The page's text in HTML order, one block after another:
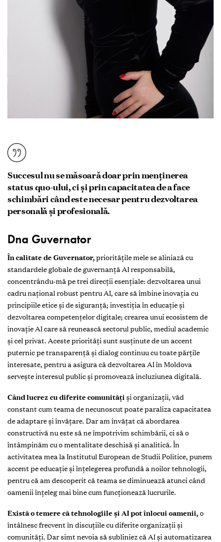
Succesul nu se măsoară doar prin menținerea
status quo-ului, ci și prin capacitatea de a face
schimbări când este necesar pentru dezvoltarea
personală și profesională.
Dna Guvernator
În calitate de Guvernator,prioritățile mele se aliniază cu
standardele globale de guvernanță AI responsabilă,
concentrându-mă pe trei direcții esențiale: dezvoltarea unui
cadru național robust pentru AI, care să îmbine inovația cu
principiile etice și de siguranță; investiția în educație și
dezvoltarea competențelor digitale; crearea unui ecosistem de
inovație AI care să reunească sectorul public, mediul academic
și cel privat. Aceste priorități sunt susținute de un accent
puternic pe transparență și dialog continuu cu toate părțile
interesate, pentru a asigura că dezvoltarea AI în Moldova
servește interesul public și promovează incluziunea digitală.
Când lucrez cu diferite comunități și organizații, văd
constant cum teama de necunoscut poate paraliza capacitatea
de adaptare și învățare. Dar am învățat că abordarea
constructivă nu este să ne împotrivim schimbării, ci să o
întâmpinăm cu o mentalitate deschisă și analitică. În
activitatea mea la Institutul European de Studii Politice, punem
accent pe educație și înțelegerea profundă a noilor tehnologii,
pentru că am descoperit că teama se diminuează atunci când
oamenii înțeleg mai bine cum funcționează lucrurile.
Există o temere că tehnologiile și AI pot înlocui oamenii,o
întâlnesc frecvent în discuțiile cu diferite organizații și
comunități. Dar simt nevoia să subliniez că AI și automatizarea